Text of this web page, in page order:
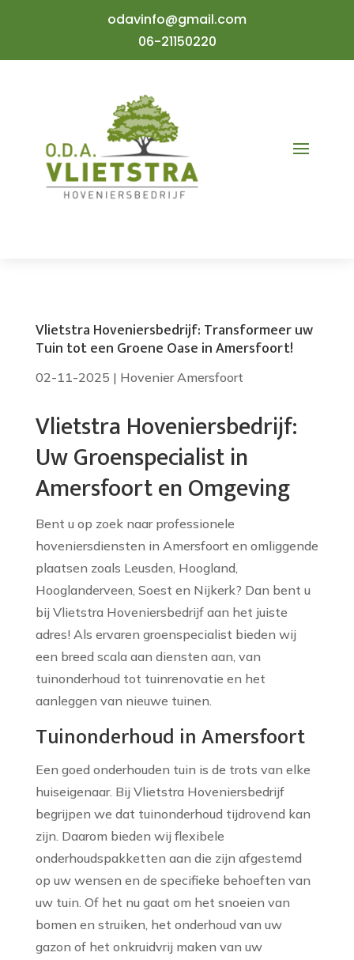
odavinfo@gmail.com
06-21150220
Vlietstra Hoveniersbedrijf: Transformeer uw
Tuin tot een Groene Oase in Amersfoort!
02-11-2025 | Hovenier Amersfoort
Vlietstra Hoveniersbedrijf:
Uw Groenspecialist in
Amersfoort en Omgeving
Bent u op zoek naar professionele
hoveniersdiensten in Amersfoort en omliggende
plaatsen zoals Leusden, Hoogland,
Hooglanderveen, Soest en Nijkerk? Dan bent u
bij Vlietstra Hoveniersbedrijf aan het juiste
adres! Als ervaren groenspecialist bieden wij
een breed scala aan diensten aan, van
tuinonderhoud tot tuinrenovatie en het
aanleggen van nieuwe tuinen.
Tuinonderhoud in Amersfoort
Een goed onderhouden tuin is de trots van elke
huiseigenaar. Bij Vlietstra Hoveniersbedrijf
begrijpen we dat tuinonderhoud tijdrovend kan
zijn. Daarom bieden wij flexibele
onderhoudspakketten aan die zijn afgestemd
op uw wensen en de specifieke behoeften van
uw tuin. Of het nu gaat om het snoeien van
bomen en struiken, het onderhoud van uw
gazon of het onkruidvrij maken van uw